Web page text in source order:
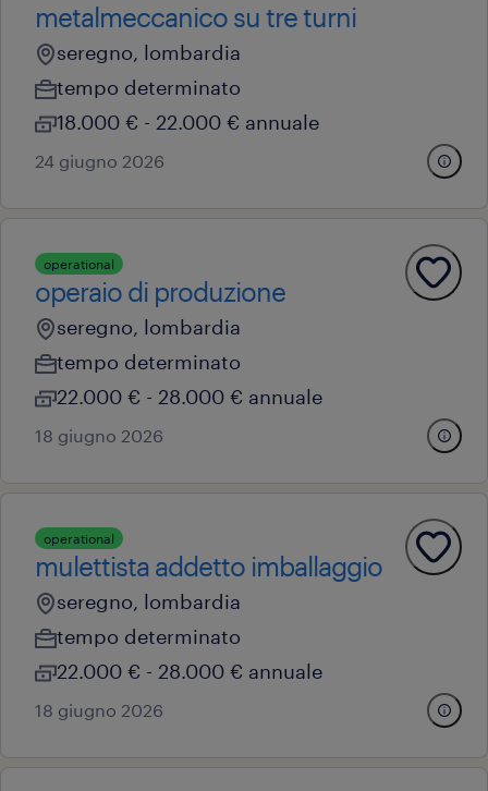
metalmeccanico su tre turni
seregno, lombardia
tempo determinato
18.000 € - 22.000 € annuale
24 giugno 2026
operational
operaio di produzione
seregno, lombardia
tempo determinato
22.000 € - 28.000 € annuale
18 giugno 2026
operational
mulettista addetto imballaggio
seregno, lombardia
tempo determinato
22.000 € - 28.000 € annuale
18 giugno 2026